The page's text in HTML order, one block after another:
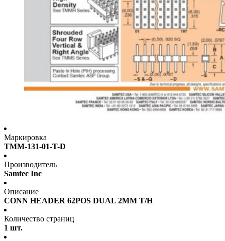
Маркировка
TMM-131-01-T-D
Производитель
Samtec Inc
Описание
CONN HEADER 62POS DUAL 2MM T/H
Количество страниц
1 шт.